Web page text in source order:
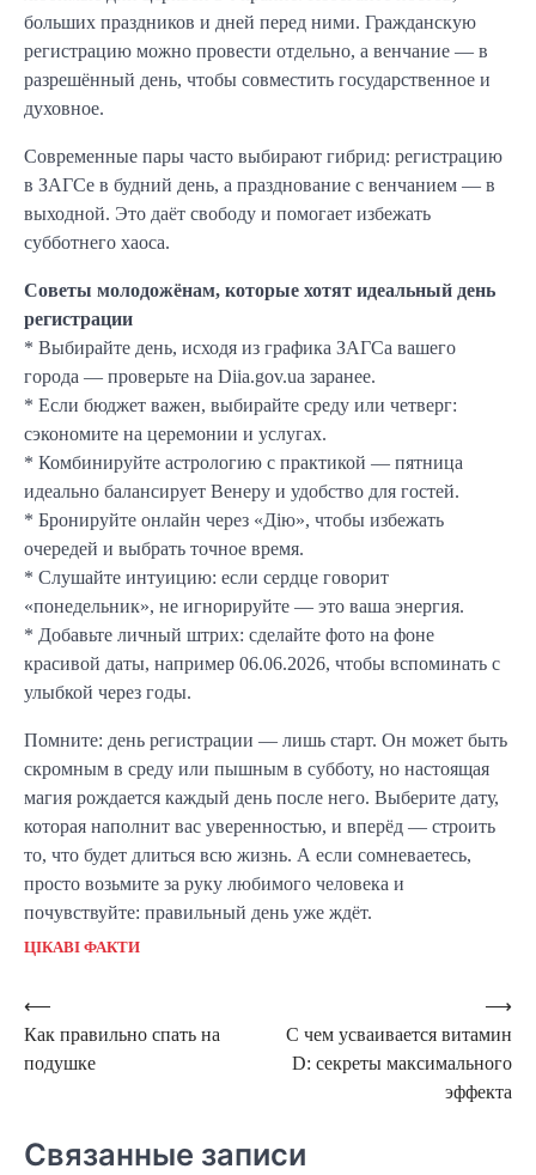
больших праздников и дней перед ними. Гражданскую
регистрацию можно провести отдельно, а венчание — в
разрешённый день, чтобы совместить государственное и
духовное.
Современные пары часто выбирают гибрид: регистрацию
в ЗАГСе в будний день, а празднование с венчанием — в
выходной. Это даёт свободу и помогает избежать
субботнего хаоса.
Советы молодожёнам, которые хотят идеальный день
регистрации
* Выбирайте день, исходя из графика ЗАГСа вашего
города — проверьте на Diia.gov.ua заранее.
* Если бюджет важен, выбирайте среду или четверг:
сэкономите на церемонии и услугах.
* Комбинируйте астрологию с практикой — пятница
идеально балансирует Венеру и удобство для гостей.
* Бронируйте онлайн через «Дію», чтобы избежать
очередей и выбрать точное время.
* Слушайте интуицию: если сердце говорит
«понедельник», не игнорируйте — это ваша энергия.
* Добавьте личный штрих: сделайте фото на фоне
красивой даты, например 06.06.2026, чтобы вспоминать с
улыбкой через годы.
Помните: день регистрации — лишь старт. Он может быть
скромным в среду или пышным в субботу, но настоящая
магия рождается каждый день после него. Выберите дату,
которая наполнит вас уверенностью, и вперёд — строить
то, что будет длиться всю жизнь. А если сомневаетесь,
просто возьмите за руку любимого человека и
почувствуйте: правильный день уже ждёт.
ЦІКАВІ ФАКТИ
Навигация
по
⟵
Как правильно спать на
подушке
С чем усваивается витамин
D: секреты максимального
эффекта
⟶
Связанные записи